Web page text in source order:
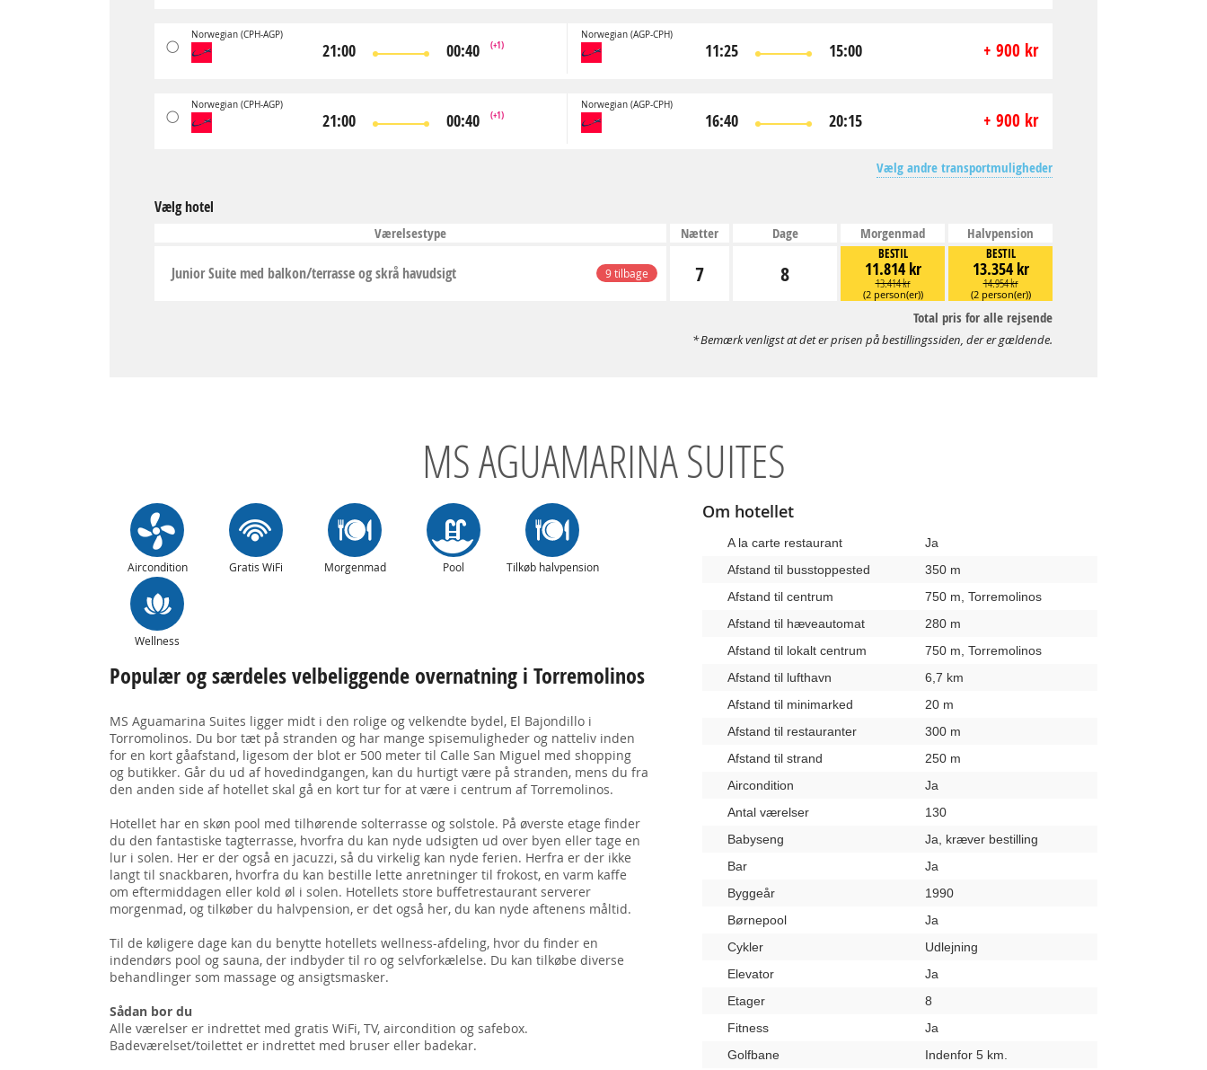
Norwegian (CPH-AGP)
21:00 00:40 (+1)
Norwegian (AGP-CPH)
11:25 15:00 + 900 kr
Norwegian (CPH-AGP)
21:00 00:40 (+1)
Norwegian (AGP-CPH)
16:40 20:15 + 900 kr
Vælg andre transportmuligheder
Vælg hotel
Værelsestype Nætter Dage Morgenmad Halvpension
9 tilbage
Junior Suite med balkon/terrasse og skrå havudsigt 7 8
BESTIL
11.814 kr
13.414 kr
(2 person(er))
BESTIL
13.354 kr
14.954 kr
(2 person(er))
Total pris for alle rejsende
Bemærk venligst at det er prisen på bestillingssiden, der er gældende.
MS AGUAMARINA SUITES
Aircondition Gratis WiFi Morgenmad Pool Tilkøb halvpension
Wellness
Populær og særdeles velbeliggende overnatning i Torremolinos
MS Aguamarina Suites ligger midt i den rolige og velkendte bydel, El Bajondillo i
Torromolinos. Du bor tæt på stranden og har mange spisemuligheder og natteliv inden
for en kort gåafstand, ligesom der blot er 500 meter til Calle San Miguel med shopping
og butikker. Går du ud af hovedindgangen, kan du hurtigt være på stranden, mens du fra
den anden side af hotellet skal gå en kort tur for at være i centrum af Torremolinos.
Hotellet har en skøn pool med tilhørende solterrasse og solstole. På øverste etage finder
du den fantastiske tagterrasse, hvorfra du kan nyde udsigten ud over byen eller tage en
lur i solen. Her er der også en jacuzzi, så du virkelig kan nyde ferien. Herfra er der ikke
langt til snackbaren, hvorfra du kan bestille lette anretninger til frokost, en varm kaffe
om eftermiddagen eller kold øl i solen. Hotellets store buffetrestaurant serverer
morgenmad, og tilkøber du halvpension, er det også her, du kan nyde aftenens måltid.
Til de køligere dage kan du benytte hotellets wellness-afdeling, hvor du finder en
indendørs pool og sauna, der indbyder til ro og selvforkælelse. Du kan tilkøbe diverse
behandlinger som massage og ansigtsmasker.
Sådan bor du
Alle værelser er indrettet med gratis WiFi, TV, aircondition og safebox.
Badeværelset/toilettet er indrettet med bruser eller badekar.
Om hotellet
A la carte restaurant
Ja
Afstand til busstoppested
350 m
Afstand til centrum
750 m, Torremolinos
Afstand til hæveautomat
280 m
Afstand til lokalt centrum
750 m, Torremolinos
Afstand til lufthavn
6,7 km
Afstand til minimarked
20 m
Afstand til restauranter
300 m
Afstand til strand
250 m
Aircondition
Ja
Antal værelser
130
Babyseng
Ja, kræver bestilling
Bar
Ja
Byggeår
1990
Børnepool
Ja
Cykler
Udlejning
Elevator
Ja
Etager
8
Fitness
Ja
Golfbane
Indenfor 5 km.